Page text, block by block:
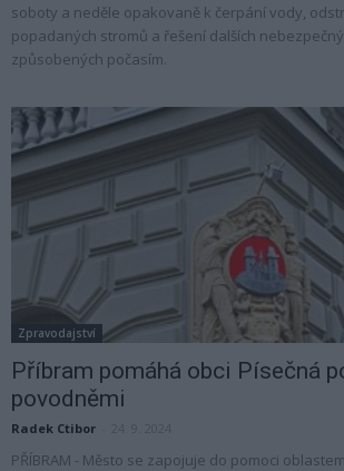
soboty a neděle opakovaně k čerpání vody,
popadaných stromů a řešení dalších
způsobených počasím.
Zpravodajství
Příbram pomáhá obci Písečná
povodněmi
Radek Ctibor
PŘÍBRAM - Město se zapojuje do pomoci